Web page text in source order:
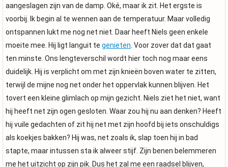
aangeslagen zijn van de damp. Oké, maar ik zit. Het ergste is
voorbij. Ik begin al te wennen aan de temperatuur. Maar volledig
ontspannen lukt me nog net niet. Daar heeft Niels geen enkele
moeite mee. Hij ligt languit te genieten . Voor zover dat dat gaat
ten minste. Ons lengteverschil wordt hier toch nog maar eens
duidelijk. Hij is verplicht om met zijn knieën boven water te zitten,
terwijl de mijne nog net onder het oppervlak kunnen blijven. Het
tovert een kleine glimlach op mijn gezicht. Niels ziet het niet, want
hij heeft net zijn ogen gesloten. Waar zou hij nu aan denken? Heeft
hij vuile gedachten of zit hij net met zijn hoofd bij iets onschuldigs
als koekjes bakken? Hij was, net zoals ik, slap toen hij in bad
stapte, maar intussen sta ik alweer stijf. Zijn benen belemmeren
me het uitzicht op zijn pik. Dus het zal me een raadsel blijven,